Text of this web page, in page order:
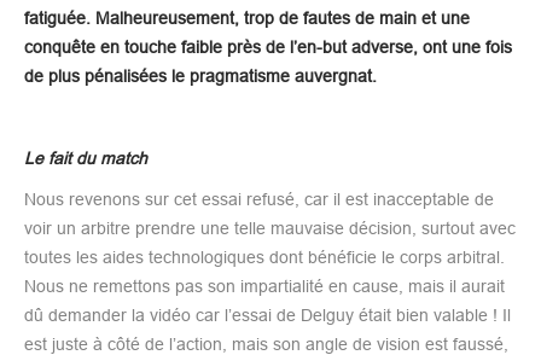
fatiguée. Malheureusement, trop de fautes de main et une
conquête en touche faible près de l’en-but adverse, ont une fois
de plus pénalisées le pragmatisme auvergnat.
Le fait du match
Nous revenons sur cet essai refusé, car il est inacceptable de
voir un arbitre prendre une telle mauvaise décision, surtout avec
toutes les aides technologiques dont bénéficie le corps arbitral.
Nous ne remettons pas son impartialité en cause, mais il aurait
dû demander la vidéo car l’essai de Delguy était bien valable ! Il
est juste à côté de l’action, mais son angle de vision est faussé,